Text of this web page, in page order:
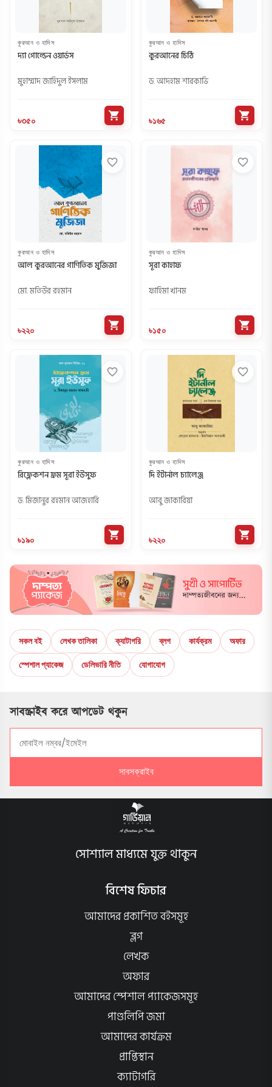
কুরআন ও হাদিস
দ্যা গোল্ডেন ওয়ার্ডস
মুহাম্মাদ জাহিদুল ইসলাম
৳৩৫০ shopping_cart
কুরআন ও হাদিস
কুরআনের চিঠি
ড. আদহাম শারকাভি
৳১৬৫ shopping_cart
favorite_border
কুরআন ও হাদিস
আল কুরআনের গাণিতিক মুজিজা
মো. মতিউর রহমান
৳২২০ shopping_cart
favorite_border
কুরআন ও হাদিস
সূরা কাহাফ
ফাহিমা খানম
৳১৫০ shopping_cart
favorite_border
কুরআন ও হাদিস
রিফ্লেকশন ফ্রম সূরা ইউসুফ
ড. মিজানুর রহমান আজহারি
৳১৯০ shopping_cart
favorite_border
কুরআন ও হাদিস
দি ইটার্নাল চ্যালেঞ্জ
আবু জাকারিয়া
৳২২০ shopping_cart
সকল বই লেখক তালিকা ক্যাটাগরি ব্লগ কার্যক্রম
অফার
স্পেশাল প্যাকেজ
ডেলিভারি নীতি যোগাযোগ
সাবস্ক্রাইব করে আপডেট থকুন
সাবসক্রাইব
সোশ্যাল মাধ্যমে যুক্ত থাকুন
বিশেষ ফিচার
আমাদের প্রকাশিত বইসমূহ
ব্লগ
লেখক
অফার
আমাদের স্পেশাল প্যাকেজসমূহ
পাণ্ডলিপি জমা
আমাদের কার্যক্রম
প্রাপ্তিস্থান
ক্যাটাগরি